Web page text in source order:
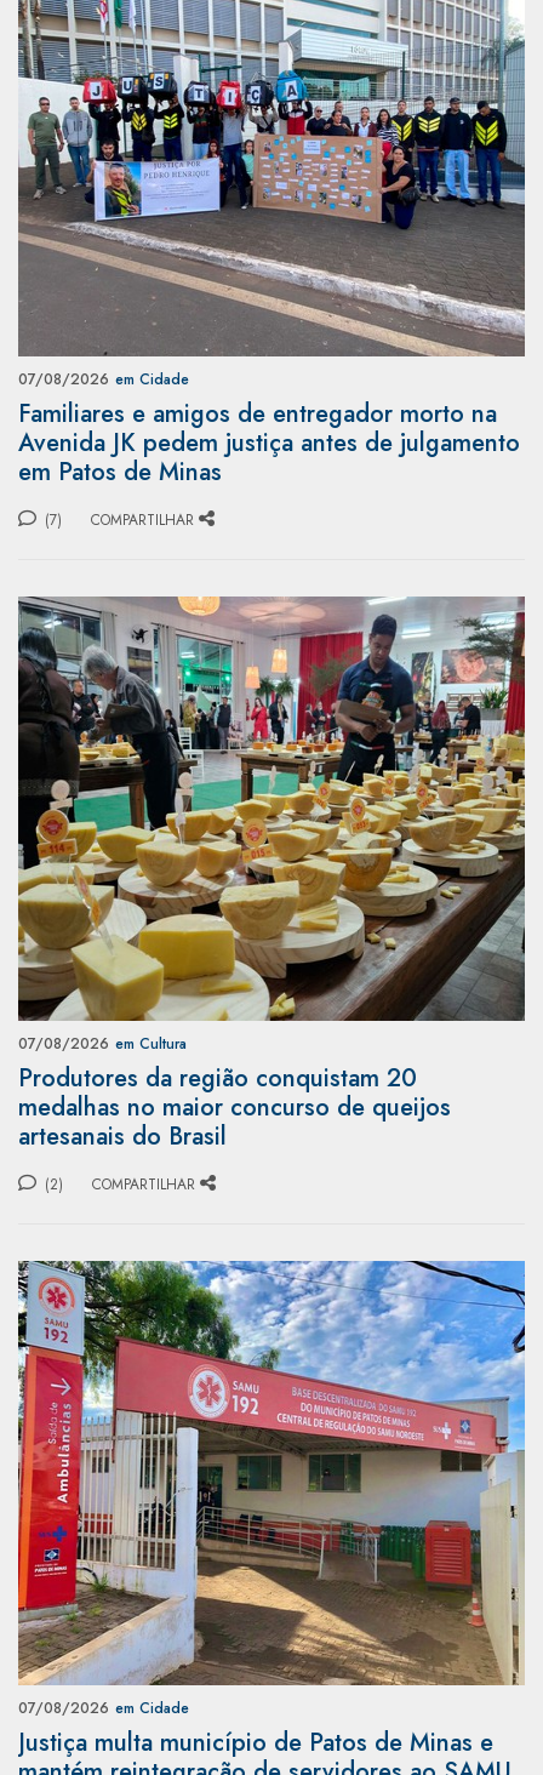
07/08/2026 em Cidade
Familiares e amigos de entregador morto na
Avenida JK pedem justiça antes de julgamento
em Patos de Minas
(7) COMPARTILHAR
07/08/2026 em Cultura
Produtores da região conquistam 20
medalhas no maior concurso de queijos
artesanais do Brasil
(2) COMPARTILHAR
07/08/2026 em Cidade
Justiça multa município de Patos de Minas e